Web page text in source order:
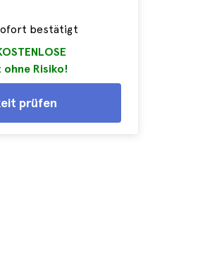
bestätigt
Risiko!
prüfen